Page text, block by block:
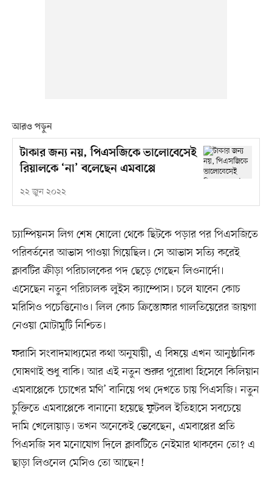
আরও পড়ুন
টাকার জন্য নয়, পিএসজিকে ভালোবেসেই
রিয়ালকে ‘না’ বলেছেন এমবাপ্পে
২২ জুন ২০২২
চ্যাম্পিয়নস লিগ শেষ ষোলো থেকে ছিটকে পড়ার পর পিএসজিতে
পরিবর্তনের আভাস পাওয়া গিয়েছিল। সে আভাস সত্যি করেই
ক্লাবটির ক্রীড়া পরিচালকের পদ ছেড়ে গেছেন লিওনার্দো।
এসেছেন নতুন পরিচালক লুইস ক্যাম্পোস। চলে যাবেন কোচ
মরিসিও পচেত্তিনোও। লিল কোচ ক্রিস্তোফার গালতিয়েরের জায়গা
নেওয়া মোটামুটি নিশ্চিত।
ফরাসি সংবাদমাধ্যমের কথা অনুযায়ী, এ বিষয়ে এখন আনুষ্ঠানিক
ঘোষণাই শুধু বাকি। আর এই নতুন শুরুর পুরোধা হিসেবে কিলিয়ান
এমবাপ্পেকে ‘চোখের মণি’ বানিয়ে পথ দেখতে চায় পিএসজি। নতুন
চুক্তিতে এমবাপ্পেকে বানানো হয়েছে ফুটবল ইতিহাসে সবচেয়ে
দামি খেলোয়াড়। তখন অনেকেই ভেবেছেন, এমবাপ্পের প্রতি
পিএসজি সব মনোযোগ দিলে ক্লাবটিতে নেইমার থাকবেন তো? এ
ছাড়া লিওনেল মেসিও তো আছেন!